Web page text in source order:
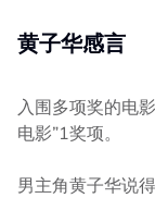
黄子华感言
入围多项奖的电
电影”1奖项。
男主角黄子华说